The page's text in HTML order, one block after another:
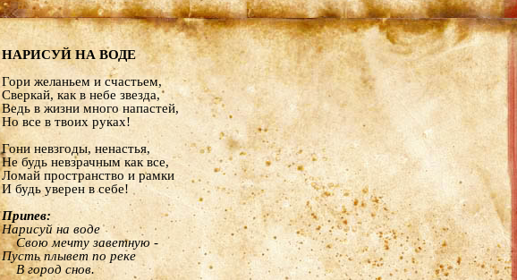
НАРИСУЙ НА ВОДЕ
Гори желаньем и счастьем,
Сверкай, как в небе звезда,
Ведь в жизни много напастей,
Но все в твоих руках!
Гони невзгоды, ненастья,
Не будь невзрачным как все,
Ломай пространство и рамки
И будь уверен в себе!
Припев:
Нарисуй на воде
Свою мечту заветную -
Пусть плывет по реке
В город снов.